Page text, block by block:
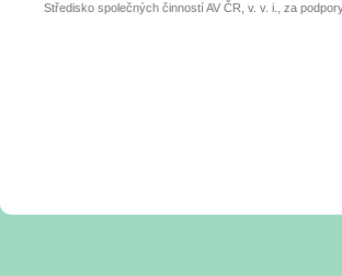
Středisko společných činností AV ČR, v. v. i., za